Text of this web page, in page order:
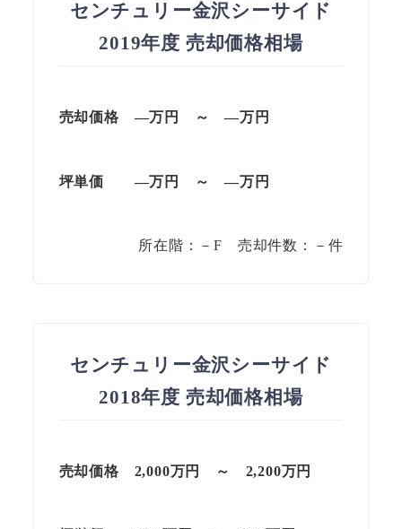
センチュリー金沢シーサイド
2019年度 売却価格相場
売却価格 —万円 ～ —万円
坪単価 —万円 ～—万円
所在階：－F 売却件数：－件
センチュリー金沢シーサイド
2018年度 売却価格相場
売却価格 2,000万円 ～ 2,200万円